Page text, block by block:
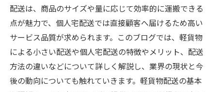
配送は、商品のサイズや量に応じて効率的に運搬できる
点が魅力で、個人宅配送では直接顧客へ届けるため高い
サービス品質が求められます。このブログでは、軽貨物
による小さい配送や個人宅配送の特徴やメリット、配送
方法の違いなどについて詳しく解説し、業界の現状と今
後の動向についても触れていきます。軽貨物配送の基本